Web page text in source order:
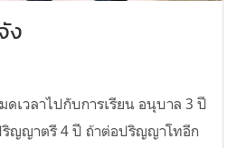
ง
ดเวลาไปกับการเรียน อนุบาล 3 ปี
ญญาตรี 4 ปี ถ้าต่อปริญญาโทอีก